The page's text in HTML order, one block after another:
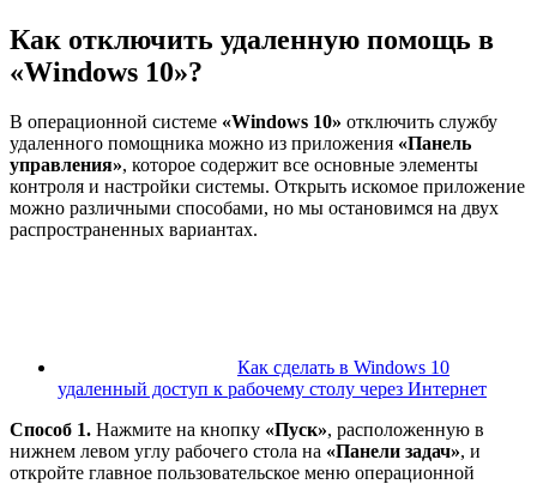
Как отключить удаленную помощь в
«Windows 10»?
В операционной системе «Windows 10» отключить службу
удаленного помощника можно из приложения «Панель
управления», которое содержит все основные элементы
контроля и настройки системы. Открыть искомое приложение
можно различными способами, но мы остановимся на двух
распространенных вариантах.
Как сделать в Windows 10
удаленный доступ к рабочему столу через Интернет
Способ 1. Нажмите на кнопку «Пуск», расположенную в
нижнем левом углу рабочего стола на «Панели задач», и
откройте главное пользовательское меню операционной